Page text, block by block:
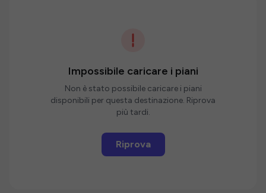
Impossibile caricare i piani
Non è stato possibile caricare i piani
disponibili per questa destinazione. Riprova
più tardi.
Riprova